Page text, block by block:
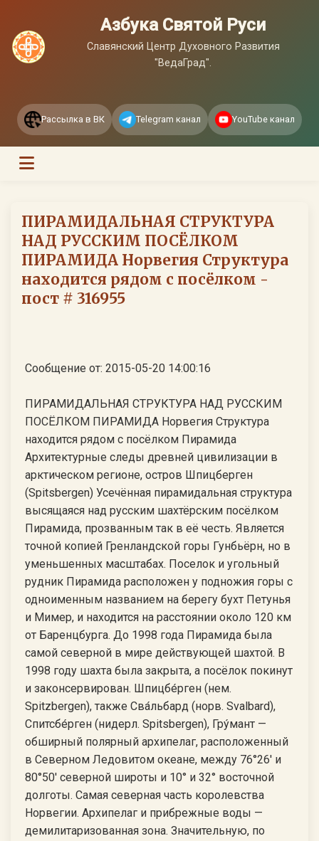
Азбука Святой Руси
Славянский Центр Духовного Развития
"ВедаГрад".
Рассылка в ВК Telegram канал YouTube канал
ПИРАМИДАЛЬНАЯ СТРУКТУРА
НАД РУССКИМ ПОСЁЛКОМ
ПИРАМИДА Норвегия Структура
находится рядом с посёлком -
пост # 316955
Сообщение от: 2015-05-20 14:00:16
ПИРАМИДАЛЬНАЯ СТРУКТУРА НАД РУССКИМ
ПОСЁЛКОМ ПИРАМИДА Норвегия Структура
находится рядом с посёлком Пирамида
Архитектурные следы древней цивилизации в
арктическом регионе, остров Шпицберген
(Spitsbergen) Усечённая пирамидальная структура
высящаяся над русским шахтёрским посёлком
Пирамида, прозванным так в её честь. Является
точной копией Гренландской горы Гунбьёрн, но в
уменьшенных масштабах. Поселок и угольный
рудник Пирамида расположен у подножия горы с
одноименным названием на берегу бухт Петунья
и Мимер, и находится на расстоянии около 120 км
от Баренцбурга. До 1998 года Пирамида была
самой северной в мире действующей шахтой. В
1998 году шахта была закрыта, а посёлок покинут
и законсервирован. Шпицбе́рген (нем.
Spitzbergen), также Сва́льбард (норв. Svalbard),
Спитсбе́рген (нидерл. Spitsbergen), Гру́мант —
обширный полярный архипелаг, расположенный
в Северном Ледовитом океане, между 76°26' и
80°50' северной широты и 10° и 32° восточной
долготы. Самая северная часть королевства
Норвегии. Архипелаг и прибрежные воды —
демилитаризованная зона. Значительную, по